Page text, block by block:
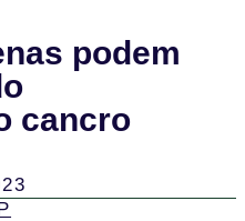
podem
cancro